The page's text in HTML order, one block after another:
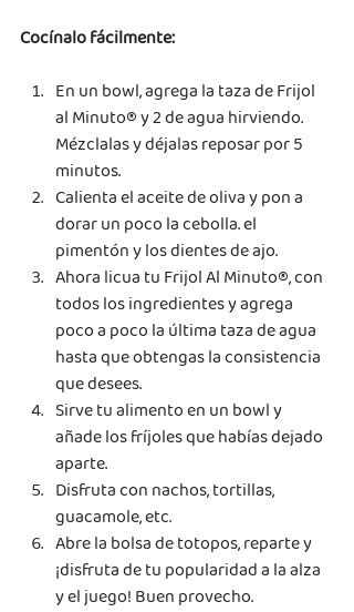
Cocínalo fácilmente:
En un bowl, agrega la taza de Frijol
al Minuto® y 2 de agua hirviendo.
Mézclalas y déjalas reposar por 5
minutos.
Calienta el aceite de oliva y pon a
dorar un poco la cebolla. el
pimentón y los dientes de ajo.
Ahora licua tu Frijol Al Minuto®, con
todos los ingredientes y agrega
poco a poco la última taza de agua
hasta que obtengas la consistencia
que desees.
Sirve tu alimento en un bowl y
añade los fríjoles que habías dejado
aparte.
Disfruta con nachos, tortillas,
guacamole, etc.
Abre la bolsa de totopos, reparte y
¡disfruta de tu popularidad a la alza
y el juego! Buen provecho.